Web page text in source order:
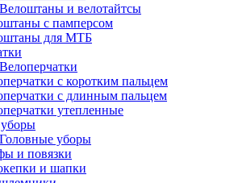
и велотайтсы
с памперсом
для МТБ
с коротким пальцем
с длинным пальцем
утепленные
уборы
и повязки
и шапки